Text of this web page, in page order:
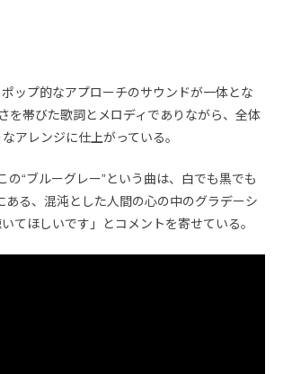
ップ的なアプローチのサウンドが一体とな
を帯びた歌詞とメロディでありながら、全体
アレンジに仕上がっている。
“ブルーグレー”という曲は、白でも黒でも
る、混沌とした人間の心の中のグラデーシ
てほしいです」とコメントを寄せている。